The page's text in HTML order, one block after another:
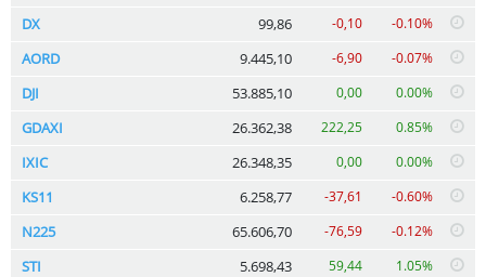
DX 99,86 -0,10 -0.10%
AORD 9.445,10 -6,90 -0.07%
DJI 53.885,10 0,00 0.00%
GDAXI 26.362,38 222,25 0.85%
IXIC 26.348,35 0,00 0.00%
KS11 6.258,77 -37,61 -0.60%
N225 65.606,70 -76,59 -0.12%
STI 5.698,43 59,44 1.05%